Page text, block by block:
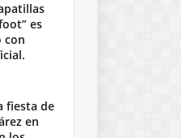
es
con
fiesta de
en